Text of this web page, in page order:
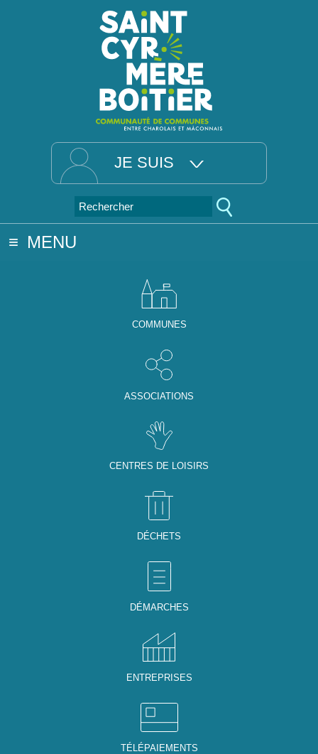
JE SUIS
MENU
COMMUNES
ASSOCIATIONS
CENTRES DE LOISIRS
DÉCHETS
DÉMARCHES
ENTREPRISES
TÉLÉPAIEMENTS